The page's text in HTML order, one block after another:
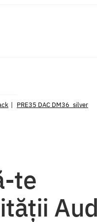
PRE35 DAC DM36_silver
te